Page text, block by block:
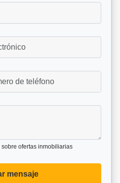
ofertas inmobiliarias
mensaje